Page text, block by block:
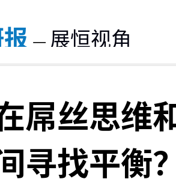
— 展恒视角
屌丝思
寻找平衡